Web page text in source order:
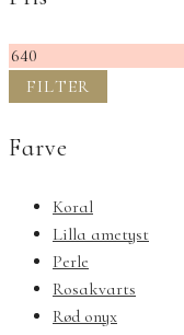
Mindste
prisFILTER
Farve
Koral
Lilla ametyst
Perle
Rosakvarts
Rød onyx